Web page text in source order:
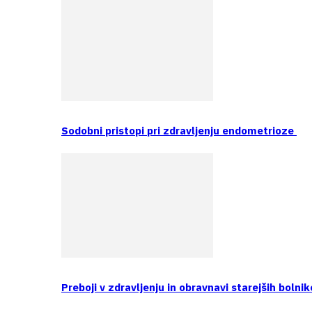
Sodobni pristopi pri zdravljenju endometrioze
Preboji v zdravljenju in obravnavi starejših